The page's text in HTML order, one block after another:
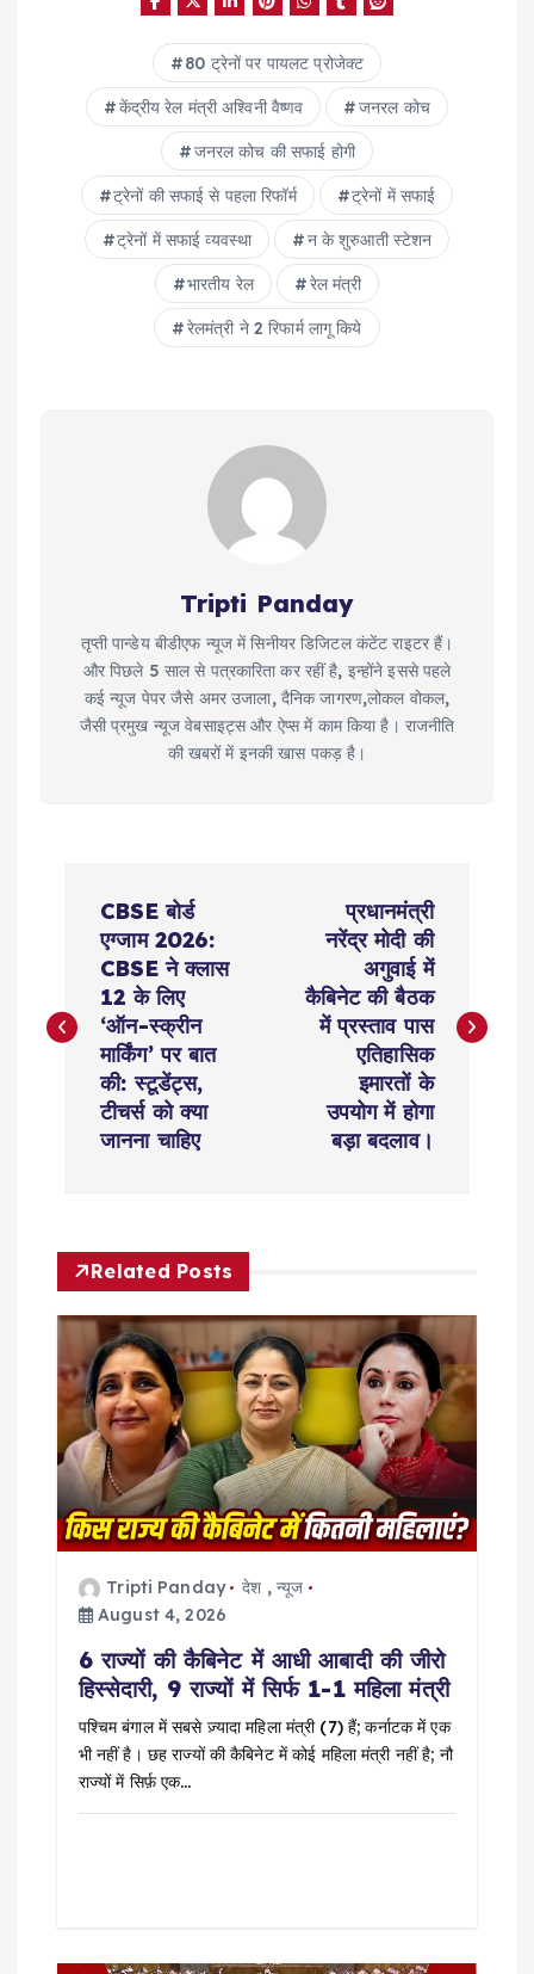
80 ट्रेनों पर पायलट प्रोजेक्ट
केंद्रीय रेल मंत्री अश्विनी वैष्णव जनरल कोच
जनरल कोच की सफाई होगी
ट्रेनों की सफाई से पहला रिफॉर्म ट्रेनों में सफाई
ट्रेनों में सफाई व्यवस्था न के शुरुआती स्टेशन
भारतीय रेल रेल मंत्री
रेलमंत्री ने 2 रिफार्म लागू किये
Tripti Panday
तृप्ती पान्डेय बीडीएफ न्यूज में सिनीयर डिजिटल कंटेंट राइटर हैं।
और पिछले 5 साल से पत्रकारिता कर रहीं है, इन्होंने इससे पहले
कई न्यूज पेपर जैसे अमर उजाला, दैनिक जागरण,लोकल वोकल,
जैसी प्रमुख न्यूज वेबसाइट्स और ऐप्स में काम किया है। राजनीति
की खबरों में इनकी खास पकड़ है।
s
v
g
a
t
CBSE बोर्ड
एग्जाम 2026:
CBSE ने क्लास
12 के लिए
‘ऑन-स्क्रीन
मार्किंग’ पर बात
की: स्टूडेंट्स,
टीचर्स को क्या
जानना चाहिए
प्रधानमंत्री
नरेंद्र मोदी की
अगुवाई में
कैबिनेट की बैठक
में प्रस्ताव पास
एतिहासिक
इमारतों के
उपयोग में होगा
बड़ा बदलाव।
Related Posts
Tripti Panday देश , न्यूज
August 4, 2026
6 राज्यों की कैबिनेट में आधी आबादी की जीरो
हिस्सेदारी, 9 राज्यों में सिर्फ 1-1 महिला मंत्री
पश्चिम बंगाल में सबसे ज़्यादा महिला मंत्री (7) हैं; कर्नाटक में एक
भी नहीं है। छह राज्यों की कैबिनेट में कोई महिला मंत्री नहीं है; नौ
राज्यों में सिर्फ़ एक…